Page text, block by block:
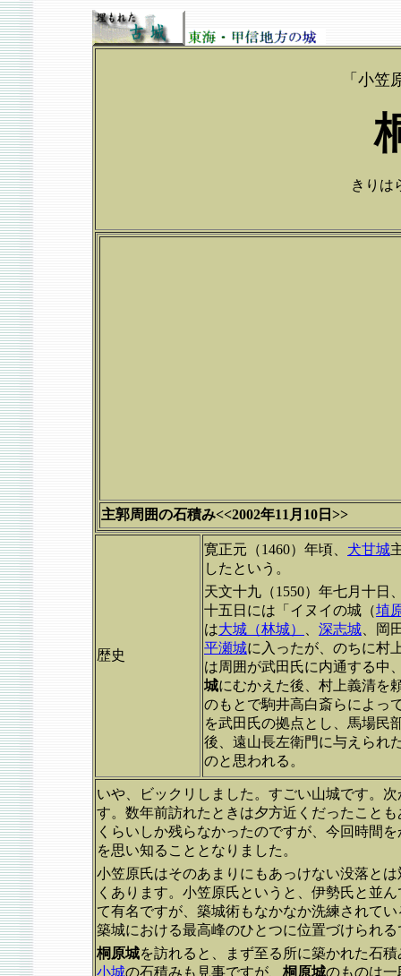
「小笠
きりは
主郭周囲の石積み<<2002年11月10日>>
歴史
寛正元（1460）年頃、 犬甘城
したという。
天文十九（1550）年七月十日
十五日には「イヌイの城（埴
は大城（林城） 深志城 、岡
平瀬城に入ったが、のちに村
は周囲が武田氏に内通する中
城にむかえた後、村上義清を
のもとで駒井高白斎らによっ
を武田氏の拠点とし、馬場民
後、遠山長左衛門に与えられ
のと思われる。
いや、ビックリしました。すごい山城です。
す。数年前訪れたときは夕方近くだったこと
くらいしか残らなかったのですが、今回時間
を思い知ることとなりました。
小笠原氏はそのあまりにもあっけない没落と
くあります。小笠原氏というと、伊勢氏と並
て有名ですが、築城術もなかなか洗練されて
築城における最高峰のひとつに位置づけられ
桐原城を訪れると、まず至る所に築かれた石
小城の石積みも見事ですが、 桐原城のものは